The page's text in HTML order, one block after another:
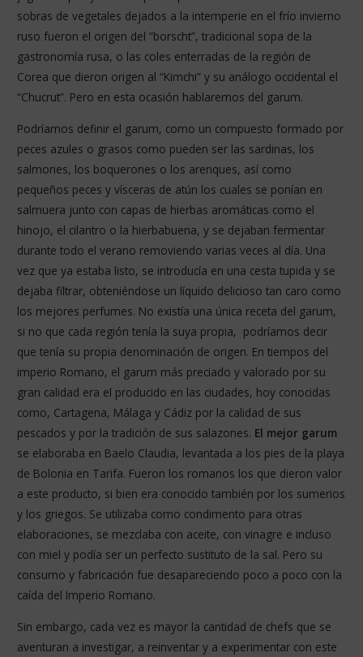
sobras de vegetales dejados a la intemperie en el frío invierno
ruso fueron el origen del “borscht”, tradicional sopa de la
gastronomía rusa, o las coles enterradas de la región de
Corea que dieron origen al “Kimchi” y su análogo occidental el
“Chucrut”. Pero en esta ocasión hablaremos del garum.
Podríamos definir el garum, como un compuesto formado por
peces azules o grasos como pueden ser las sardinas, los
salmones, los boquerones o los arenques, así como
pequeños peces y vísceras de atún los cuales se ponían en
salmuera junto con capas de hierbas aromáticas como el
hinojo, el cilantro o la hierbabuena, y se dejaban fermentar
durante todo el verano removiendo varias veces al día. Una
vez que ya estaba listo, se introducía en una cesta tupida y se
dejaba filtrar, obteniéndose un líquido delicioso tan caro como
los mejores perfumes. No existía una única receta del garum,
si no que cada región tenía la suya propia, podríamos decir
que tenía su propia denominación de origen. En tiempos del
imperio Romano, el garum más preciado y valorado por su
gran calidad era el producido en las ciudades, hoy conocidas
como, Cartagena, Málaga y Cádiz por la calidad de sus
pescados y por la tradición de sus salazones. El mejor garum
se elaboraba en Baelo Claudia, levantada a los pies de la playa
de Bolonia en Tarifa. Fueron los romanos los que dieron valor
a este producto, si bien era conocido también por los sumerios
y los griegos. Se utilizaba como condimento para otras
elaboraciones, se mezclaba con aceite, con vinagre e incluso
con miel y podía ser un perfecto sustituto de la sal. Pero su
consumo y fabricación fue desapareciendo poco a poco con la
caída del Imperio Romano.
Sin embargo, cada vez es mayor la cantidad de chefs que se
aventuran a investigar, a reinventar y a experimentar con este